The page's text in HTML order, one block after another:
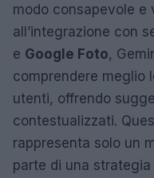
modo consapevole e
all’integrazione con
e Google Foto,
comprendere meglio
utenti, offrendo
contestualizzati.
rappresenta solo un
parte di una